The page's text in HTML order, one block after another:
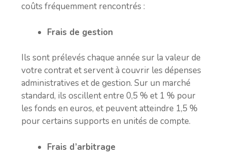
coûts fréquemment rencontrés :
Frais de gestion
Ils sont prélevés chaque année sur la valeur de
votre contrat et servent à couvrir les dépenses
administratives et de gestion. Sur un marché
standard, ils oscillent entre 0,5 % et 1 % pour
les fonds en euros, et peuvent atteindre 1,5 %
pour certains supports en unités de compte.
Frais d’arbitrage